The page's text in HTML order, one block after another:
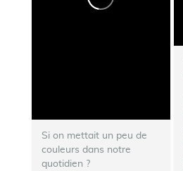
Si on mettait un peu de
couleurs dans notre
quotidien ?